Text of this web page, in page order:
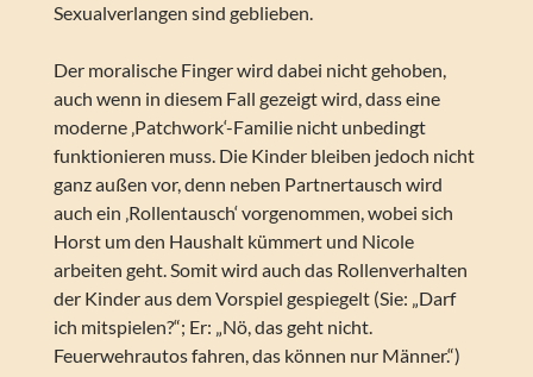
Sexualverlangen sind geblieben.
Der moralische Finger wird dabei nicht gehoben,
auch wenn in diesem Fall gezeigt wird, dass eine
moderne ‚Patchwork‘-Familie nicht unbedingt
funktionieren muss. Die Kinder bleiben jedoch nicht
ganz außen vor, denn neben Partnertausch wird
auch ein ‚Rollentausch‘ vorgenommen, wobei sich
Horst um den Haushalt kümmert und Nicole
arbeiten geht. Somit wird auch das Rollenverhalten
der Kinder aus dem Vorspiel gespiegelt (Sie: „Darf
ich mitspielen?“; Er: „Nö, das geht nicht.
Feuerwehrautos fahren, das können nur Männer.“)